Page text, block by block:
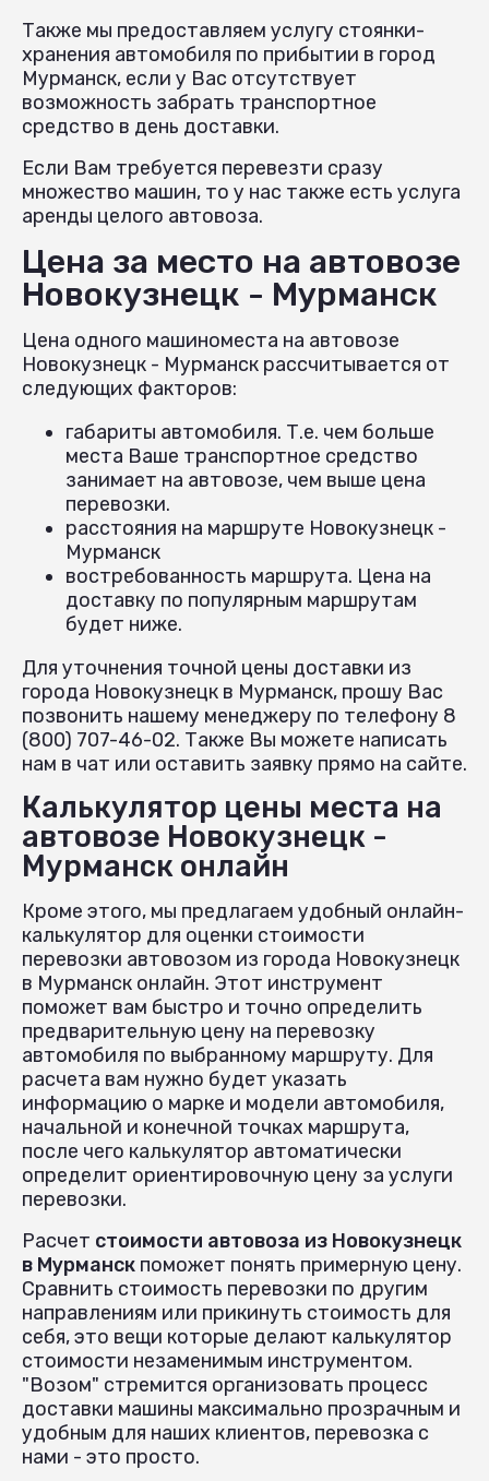
Также мы предоставляем услугу стоянки-
хранения автомобиля по прибытии в город
Мурманск, если у Вас отсутствует
возможность забрать транспортное
средство в день доставки.
Если Вам требуется перевезти сразу
множество машин, то у нас также есть услуга
аренды целого автовоза.
Цена за место на автовозе
Новокузнецк - Мурманск
Цена одного машиноместа на автовозе
Новокузнецк - Мурманск рассчитывается от
следующих факторов:
габариты автомобиля. Т.е. чем больше
места Ваше транспортное средство
занимает на автовозе, чем выше цена
перевозки.
расстояния на маршруте Новокузнецк -
Мурманск
востребованность маршрута. Цена на
доставку по популярным маршрутам
будет ниже.
Для уточнения точной цены доставки из
города Новокузнецк в Мурманск, прошу Вас
позвонить нашему менеджеру по телефону 8
(800) 707-46-02. Также Вы можете написать
нам в чат или оставить заявку прямо на сайте.
Калькулятор цены места на
автовозе Новокузнецк -
Мурманск онлайн
Кроме этого, мы предлагаем удобный онлайн-
калькулятор для оценки стоимости
перевозки автовозом из города Новокузнецк
в Мурманск онлайн. Этот инструмент
поможет вам быстро и точно определить
предварительную цену на перевозку
автомобиля по выбранному маршруту. Для
расчета вам нужно будет указать
информацию о марке и модели автомобиля,
начальной и конечной точках маршрута,
после чего калькулятор автоматически
определит ориентировочную цену за услуги
перевозки.
Расчет стоимости автовоза из Новокузнецк
в Мурманск поможет понять примерную цену.
Сравнить стоимость перевозки по другим
направлениям или прикинуть стоимость для
себя, это вещи которые делают калькулятор
стоимости незаменимым инструментом.
"Возом" стремится организовать процесс
доставки машины максимально прозрачным и
удобным для наших клиентов, перевозка с
нами - это просто.